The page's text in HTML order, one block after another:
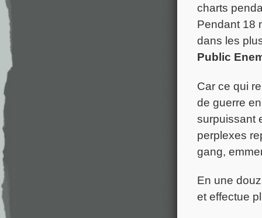
charts
Pendant 18
dans les
Public
Car ce qui
de guerre
surpuissant
perplexes
gang,
En une
et effectue